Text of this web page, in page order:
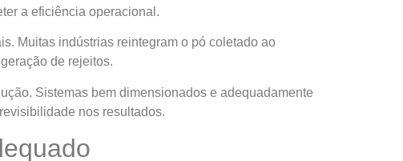
a eficiência operacional.
Muitas indústrias reintegram o pó coletado ao
de rejeitos.
Sistemas bem dimensionados e adequadamente
nos resultados.